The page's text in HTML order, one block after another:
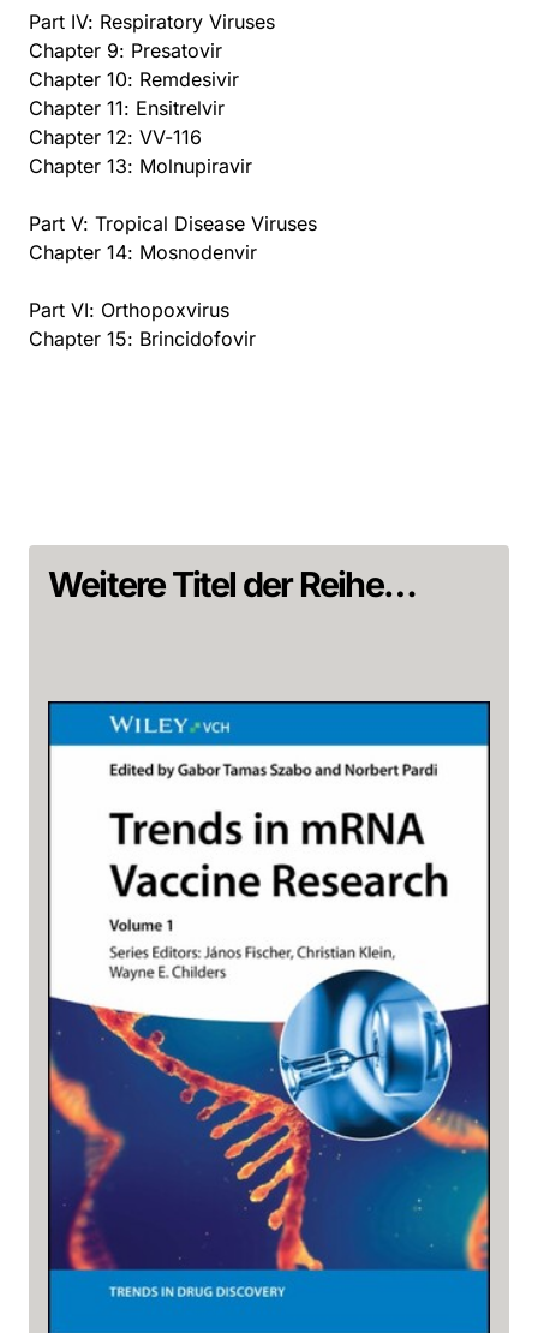
Part IV: Respiratory Viruses
Chapter 9: Presatovir
Chapter 10: Remdesivir
Chapter 11: Ensitrelvir
Chapter 12: VV-116
Chapter 13: Molnupiravir
Part V: Tropical Disease Viruses
Chapter 14: Mosnodenvir
Part VI: Orthopoxvirus
Chapter 15: Brincidofovir
Weitere Titel der Reihe…